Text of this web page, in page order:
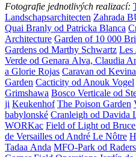
Fotografie jednotlivých realizací:
Landschapsarchitecten Zahrada
Quai Branly od Patricka Blanca
Architecture Garden of 10 000
Gardens od Marthy Schwartz Les
Verde od Genara Alva, Claudia
a Glorie Rojas Caravan od
Garden Cacticity od Anouk Vogel
Grimshawa Bosco Verticale od
ji Keukenhof The Poison Garden
babylonské Cranleigh od Davida
WORKac Field of Light od
de Versailles od André Le Nôtre
Tadaa Anda MFO-Park od